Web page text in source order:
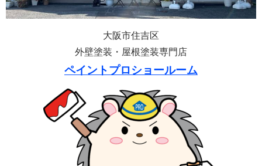
大阪市住吉区
外壁塗装・屋根塗装専門店
ペイントプロショールーム